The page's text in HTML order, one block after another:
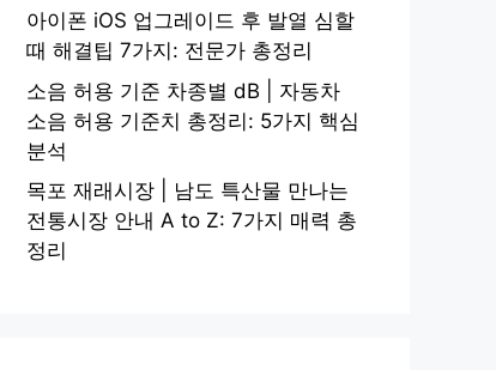
아이폰 iOS 업그레이드 후 발열 심할
때 해결팁 7가지: 전문가 총정리
소음 허용 기준 차종별 dB | 자동차
소음 허용 기준치 총정리: 5가지 핵심
분석
목포 재래시장 | 남도 특산물 만나는
전통시장 안내 A to Z: 7가지 매력 총
정리